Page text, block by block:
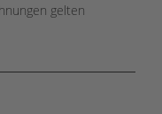
gelten